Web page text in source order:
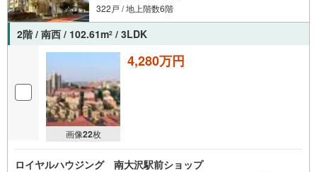
322戸 / 地上階数6階
2階 / 南西 / 102.61m2 / 3LDK
画像22枚
4,280万円
ロイヤルハウジング 南大沢駅前ショップ